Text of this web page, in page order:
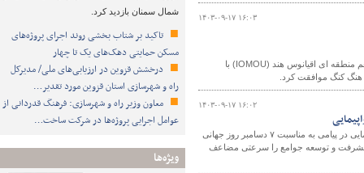
شمال سمنان بازدید کرد.
تاکید بر شتاب ‌بخشی روند اجرای پروژه‌های
مسکن حمایتی دهک‌های یک تا چهار
درخشش قزوین در ارزیابی‌های ملی/ مدیرکل
راه و شهرسازی استان قزوین مورد تقدیر…
معاون وزیر راه و شهرسازی: فرهنگ قدردانی از
عوامل اجرایی پروژه‌ها در شرکت ساخت…
ویژه‌ها
۱۴۰۳-۰۹-۱۷ ۱۶:۰۳
مدیر کل امور دریایی سازمان بنادر و دریانوردی گفت: کمیته کشورهای عضو یادداشت تفاهم منطقه ای اقیانوس هند (IOMOU) با
هنگ کنگ موافقت کرد.
۱۴۰۳-۰۹-۱۷ ۱۶:۰۲
مدیرعامل هواپیمایی جمهوری اسلامی ایران «هما» به مناسبت ۷ دسامبر روز جهانی هواپیمایی در پیامی به مناسبت ۷ دسامبر روز جهانی
پیشرفت و توسعه جوامع را سرعتی مضاعف